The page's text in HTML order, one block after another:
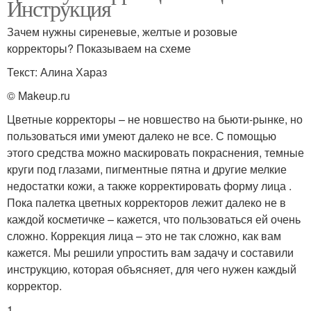
Инструкция
Зачем нужны сиреневые, желтые и розовые
корректоры? Показываем на схеме
Текст: Алина Хараз
© Makeup.ru
Цветные корректоры – не новшество на бьюти-рынке, но
пользоваться ими умеют далеко не все. С помощью
этого средства можно маскировать покраснения, темные
круги под глазами, пигментные пятна и другие мелкие
недостатки кожи, а также корректировать форму лица .
Пока палетка цветных корректоров лежит далеко не в
каждой косметичке – кажется, что пользоваться ей очень
сложно. Коррекция лица – это не так сложно, как вам
кажется. Мы решили упростить вам задачу и составили
инструкцию, которая объясняет, для чего нужен каждый
корректор.